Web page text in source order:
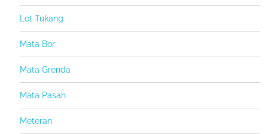
Lot Tukang
Mata Bor
Mata Grenda
Mata Pasah
Meteran